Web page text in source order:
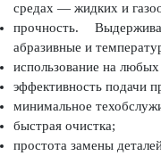
средах — жидких и
прочность.
абразивные и
использование на
эффективность подачи
минимальное
быстрая очистка;
простота замены